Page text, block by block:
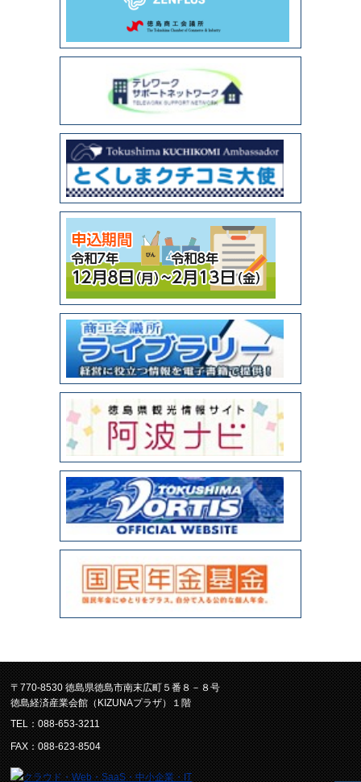
〒770-8530 徳島県徳島市南末広町５番８－８号
徳島経済産業会館（KIZUNAプラザ）１階
TEL：088-653-3211
FAX：088-623-8504